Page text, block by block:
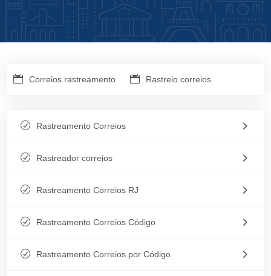
Correios rastreamento Rastreio correios
Rastreamento Correios
Rastreador correios
Rastreamento Correios RJ
Rastreamento Correios Código
Rastreamento Correios por Código